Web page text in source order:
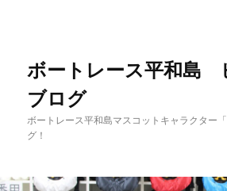
ボートレース平和島
ブログ
ボートレース平和島マスコットキャラクター
グ！